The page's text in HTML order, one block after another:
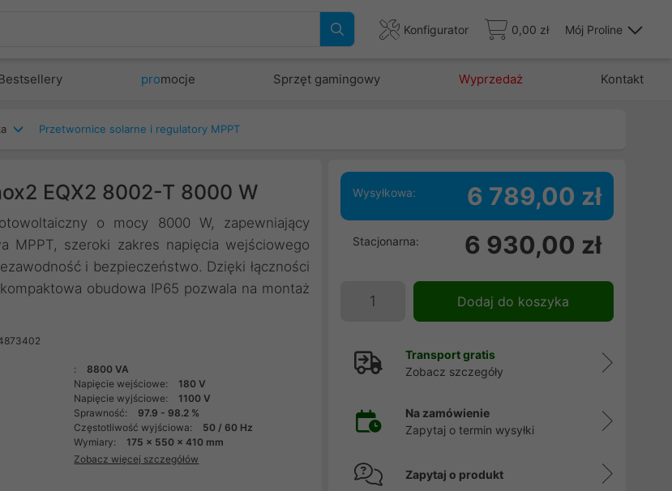
Konfigurator 0,00 zł Mój Proline
promocje Sprzęt gamingowy Wyprzedaż Kontakt
Przetwornice solarne i regulatory MPPT
EQX2 8002-T 8000 W
o mocy 8000 W, zapewniający
MPPT, szeroki zakres napięcia wejściowego
i bezpieczeństwo. Dzięki łączności
obudowa IP65 pozwala na montaż
:
8800 VA
Napięcie wejściowe:
180 V
Napięcie wyjściowe:
1100 V
Sprawność:
97.9 - 98.2 %
Częstotliwość wyjściowa:
50 / 60 Hz
Wymiary:
175 x 550 x 410 mm
Zobacz więcej szczegółów
Wysyłkowa: 6 789,00 zł
Stacjonarna: 6 930,00 zł
Dodaj do koszyka
Transport gratis
Zobacz szczegóły
Na zamówienie
Zapytaj o termin wysyłki
Zapytaj o produkt